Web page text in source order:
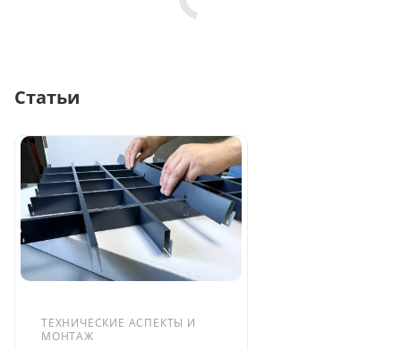
Статьи
ТЕХНИЧЕСКИЕ АСПЕКТЫ И
МОНТАЖ